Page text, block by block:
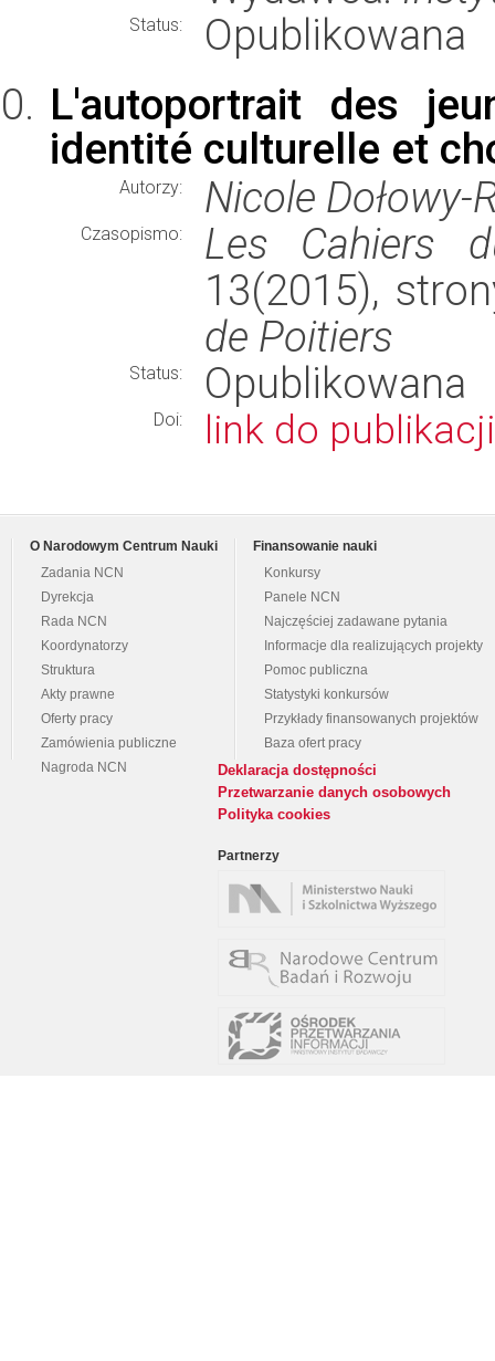
Status:
Opublikowana
L'autoportrait des
identité culturelle et
Autorzy: Nicole Dołowy-
Czasopismo:
Les Cahiers
13(2015),
de Poitiers
Status: Opublikowana
Doi: link do publikacji
O Narodowym Centrum Nauki
Zadania NCN
Dyrekcja
Rada NCN
Koordynatorzy
Struktura
Akty prawne
Oferty pracy
Zamówienia publiczne
Nagroda NCN
Finansowanie nauki
Konkursy
Panele NCN
Najczęściej zadawane pytania
Informacje dla realizujących projekty
Pomoc publiczna
Statystyki konkursów
Przykłady finansowanych projektów
Baza ofert pracy
Deklaracja dostępności
Przetwarzanie danych osobowych
Polityka cookies
Partnerzy